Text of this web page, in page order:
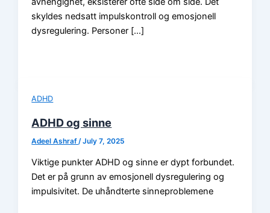
skyldes nedsatt impulskontroll og emosjonell
dysregulering. Personer […]
ADHD
ADHD og sinne
Adeel Ashraf/July 7, 2025
Viktige punkter ADHD og sinne er dypt forbundet.
Det er på grunn av emosjonell dysregulering og
impulsivitet. De uhåndterte sinneproblemene